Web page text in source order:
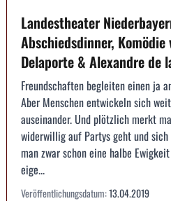
Landestheater
Abschiedsdinner,
Delaporte & Alexandre de
Freundschaften begleiten einen ja
Aber Menschen entwickeln sich
auseinander. Und plötzlich merkt
widerwillig auf Partys geht und
man zwar schon eine halbe
eige...
Veröffentlichungsdatum:13.04.2019